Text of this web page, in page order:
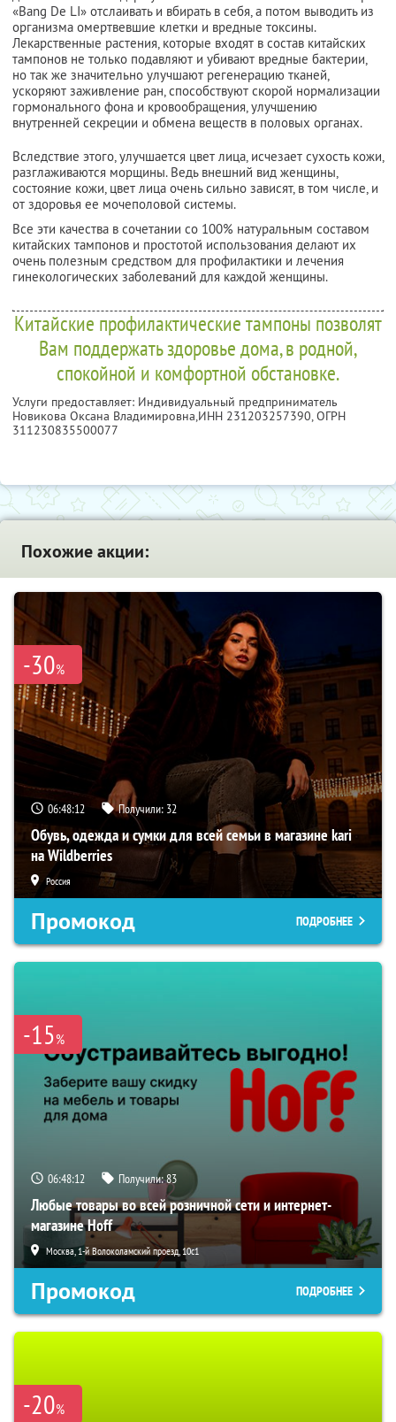
«Bang De LI» отслаивать и вбирать в себя, а потом выводить из
организма омертвевшие клетки и вредные токсины.
Лекарственные растения, которые входят в состав китайских
тампонов не только подавляют и убивают вредные бактерии,
но так же значительно улучшают регенерацию тканей,
ускоряют заживление ран, способствуют скорой нормализации
гормонального фона и кровообращения, улучшению
внутренней секреции и обмена веществ в половых органах.
Вследствие этого, улучшается цвет лица, исчезает сухость кожи,
разглаживаются морщины. Ведь внешний вид женщины,
состояние кожи, цвет лица очень сильно зависят, в том числе, и
от здоровья ее мочеполовой системы.
Все эти качества в сочетании со 100% натуральным составом
китайских тампонов и простотой использования делают их
очень полезным средством для профилактики и лечения
гинекологических заболеваний для каждой женщины.
Китайские профилактические тампоны позволят
Вам поддержать здоровье дома, в родной,
спокойной и комфортной обстановке.
Услуги предоставляет: Индивидуальный предприниматель
Новикова Оксана Владимировна,ИНН 231203257390, ОГРН
311230835500077
Похожие акции:
-30%
06:48:11 Получили: 32
Обувь, одежда и сумки для всей семьи в магазине kari
на Wildberries
Россия
Промокод ПОДРОБНЕЕ
-15%
06:48:11 Получили:83
Любые товары во всей розничной сети и интернет-
магазине Hoff
Москва, 1-й Волоколамский проезд, 10с1
Промокод ПОДРОБНЕЕ
-20%